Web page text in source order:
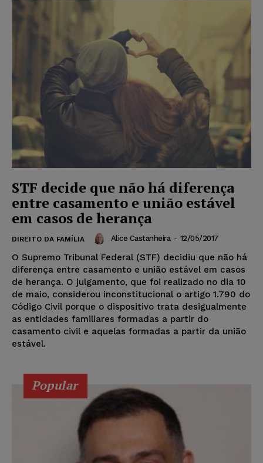
STF decide que não há diferença
entre casamento e união estável
em casos de herança
DIREITO DA FAMÍLIA Alice Castanheira - 12/05/2017
O Supremo Tribunal Federal (STF) decidiu que não há
diferença entre casamento e união estável em casos
de herança. O julgamento, que foi realizado no dia 10
de maio, considerou inconstitucional o artigo 1.790 do
Código Civil porque o dispositivo trata desigualmente
as entidades familiares formadas a partir do
casamento civil e aquelas formadas a partir da união
estável.
Popular